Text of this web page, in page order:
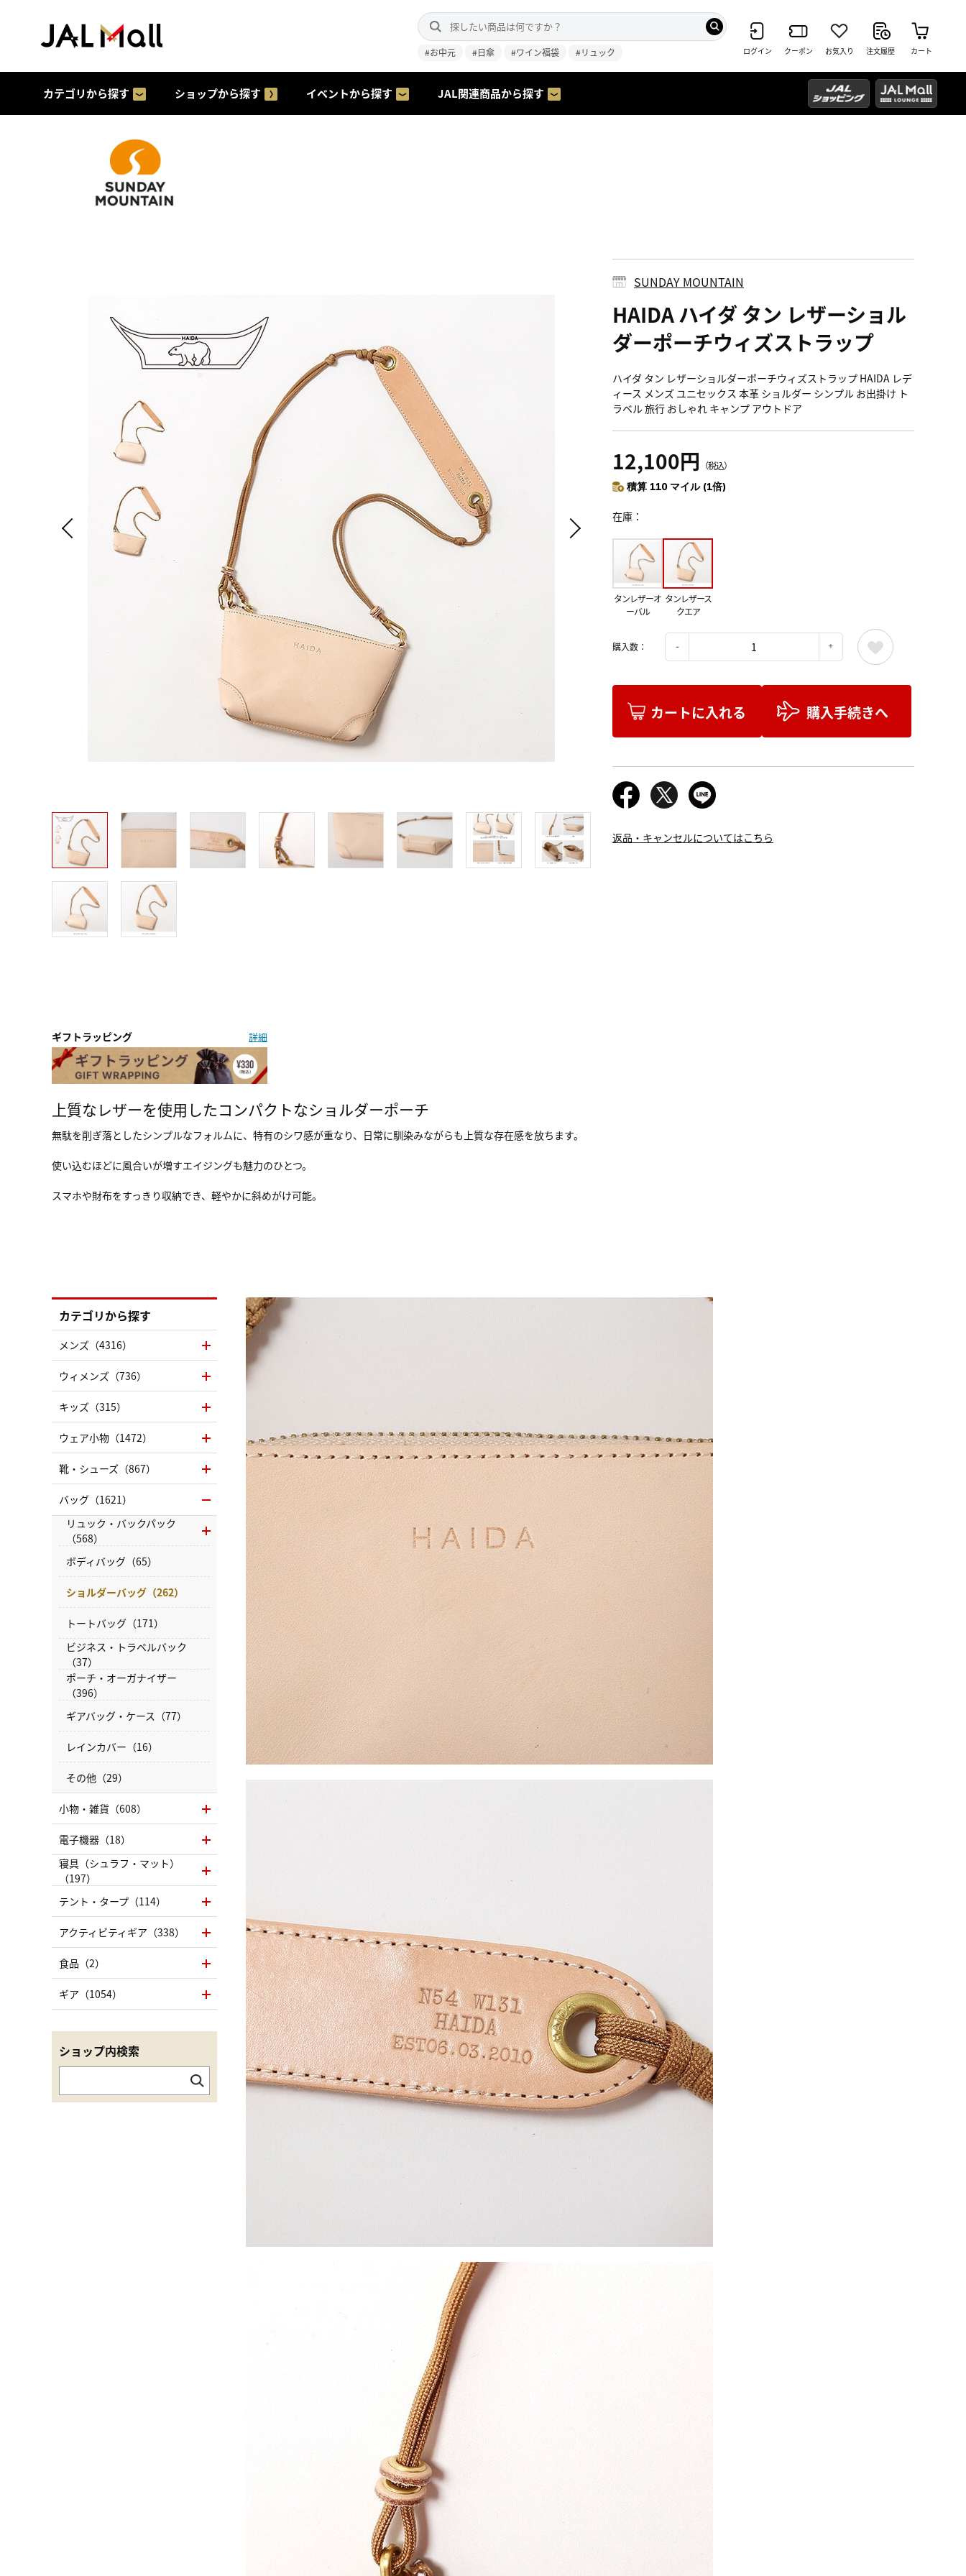
#お中元 #日傘 #ワイン福袋 #リュック ログイン クーポン お気入り 注文履歴 カート
カテゴリから探す ショップから探す イベントから探す JAL関連商品から探す
SUNDAY MOUNTAIN
HAIDA ハイダ タン レザーショル
ダーポーチウィズストラップ
ハイダ タン レザーショルダーポーチウィズストラップ HAIDA レデ
ィース メンズ ユニセックス 本革 ショルダー シンプル お出掛け ト
ラベル 旅行 おしゃれ キャンプ アウトドア
12,100円 （税込）
積算 110 マイル (1倍)
在庫
タンレザーオ
ーバル
タンレザース
クエア
購入数：
カートに入れる 購入手続きへ
返品・キャンセルについてはこちら
ギフトラッピング 詳細
上質なレザーを使用したコンパクトなショルダーポーチ
無駄を削ぎ落としたシンプルなフォルムに、特有のシワ感が重なり、日常に馴染みながらも上質な存在感を放ちます。
使い込むほどに風合いが増すエイジングも魅力のひとつ。
スマホや財布をすっきり収納でき、軽やかに斜めがけ可能。
カテゴリから探す
メンズ（4316）
ウィメンズ（736）
キッズ（315）
ウェア小物（1472）
靴・シューズ（867）
バッグ（1621）
リュック・バックパック
（568）
ボディバッグ（65）
ショルダーバッグ（262）
トートバッグ（171）
ビジネス・トラベルバック
（37）
ポーチ・オーガナイザー
（396）
ギアバッグ・ケース（77）
レインカバー（16）
その他（29）
小物・雑貨（608）
電子機器（18）
寝具（シュラフ・マット）
（197）
テント・タープ（114）
アクティビティギア（338）
食品（2）
ギア（1054）
ショップ内検索